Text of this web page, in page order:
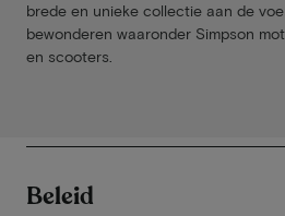
brede en unieke collectie aan de
bewonderen waaronder Simpson
en scooters.
Beleid